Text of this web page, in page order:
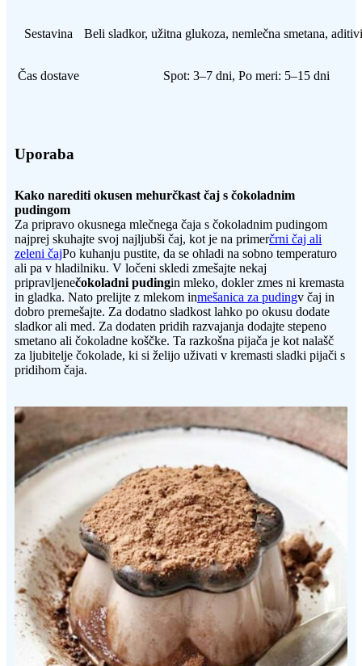
Sestavina Beli sladkor, užitna glukoza, nemlečna smetana,
Čas dostave Spot: 3–7 dni, Po meri: 5–15 dni
Uporaba
Kako narediti okusen mehurčkast čaj s čokoladnim
pudingom
Za pripravo okusnega mlečnega čaja s čokoladnim pudingom
najprej skuhajte svoj najljubši čaj, kot je na primerčrni čaj ali
zeleni čajPo kuhanju pustite, da se ohladi na sobno temperaturo
ali pa v hladilniku. V ločeni skledi zmešajte nekaj
pripravljenečokoladni pudingin mleko, dokler zmes ni kremasta
in gladka. Nato prelijte z mlekom inmešanica za pudingv čaj in
dobro premešajte. Za dodatno sladkost lahko po okusu dodate
sladkor ali med. Za dodaten pridih razvajanja dodajte stepeno
smetano ali čokoladne koščke. Ta razkošna pijača je kot nalašč
za ljubitelje čokolade, ki si želijo uživati ​​v kremasti sladki pijači s
pridihom čaja.